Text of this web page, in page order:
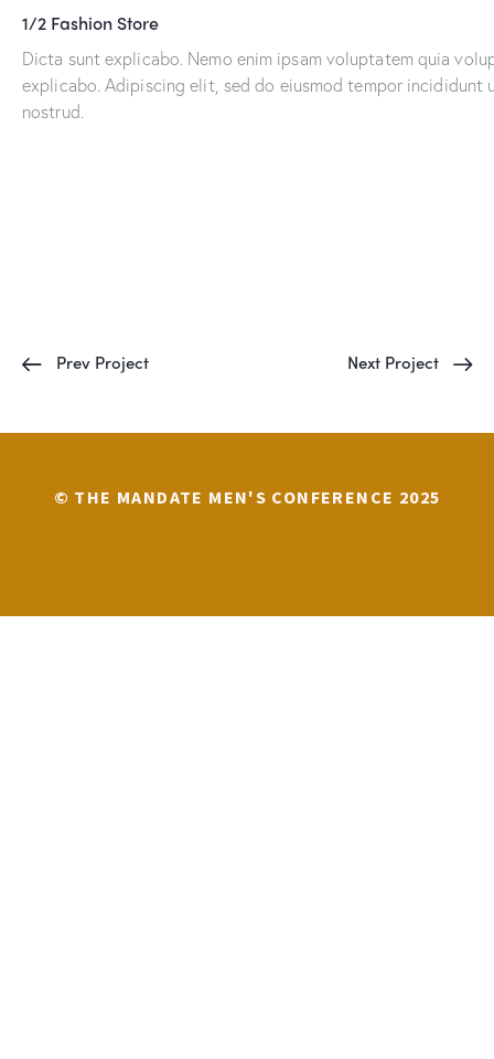
1/2 Fashion Store
Dicta sunt explicabo. Nemo enim ipsam voluptatem quia
explicabo. Adipiscing elit, sed do eiusmod tempor incididunt
nostrud.
Prev Project Next Project
© THE MANDATE MEN'S CONFERENCE 2025